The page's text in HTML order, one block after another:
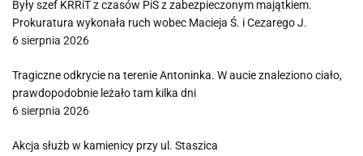
Były szef KRRiT z czasów PiS z zabezpieczonym majątkiem.
Prokuratura wykonała ruch wobec Macieja Ś. i Cezarego J.
6 sierpnia 2026
Tragiczne odkrycie na terenie Antoninka. W aucie znaleziono ciało,
prawdopodobnie leżało tam kilka dni
6 sierpnia 2026
Akcja służb w kamienicy przy ul. Staszica